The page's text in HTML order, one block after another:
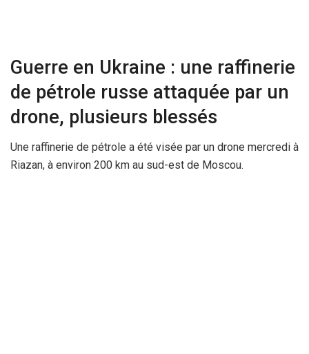
Guerre en Ukraine : une raffinerie
de pétrole russe attaquée par un
drone, plusieurs blessés
Une raffinerie de pétrole a été visée par un drone mercredi à
Riazan, à environ 200 km au sud-est de Moscou.